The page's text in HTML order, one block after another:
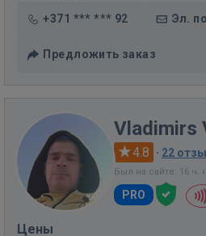
+371 *** *** 92 Эл.
Предложить заказ
Vladimirs
4.8 · 22
Был на сайте: 16 ч.
PRO
Цены